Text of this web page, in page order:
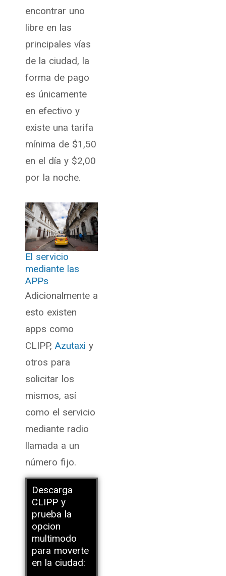
encontrar uno
libre en las
principales vías
de la ciudad, la
forma de pago
es únicamente
en efectivo y
existe una tarifa
mínima de $1,50
en el día y $2,00
por la noche.
El servicio
mediante las
APPs
Adicionalmente a
esto existen
apps como
CLIPP, Azutaxi y
otros para
solicitar los
mismos, así
como el servicio
mediante radio
llamada a un
número fijo.
Descarga
CLIPP y
prueba la
opcion
multimodo
para moverte
en la ciudad: